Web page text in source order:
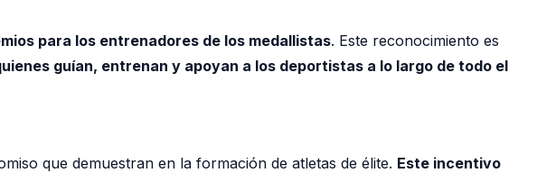
para los entrenadores de los medallistas. Este reconocimiento es
guían, entrenan y apoyan a los deportistas a lo largo de todo el
que demuestran en la formación de atletas de élite. Este incentivo